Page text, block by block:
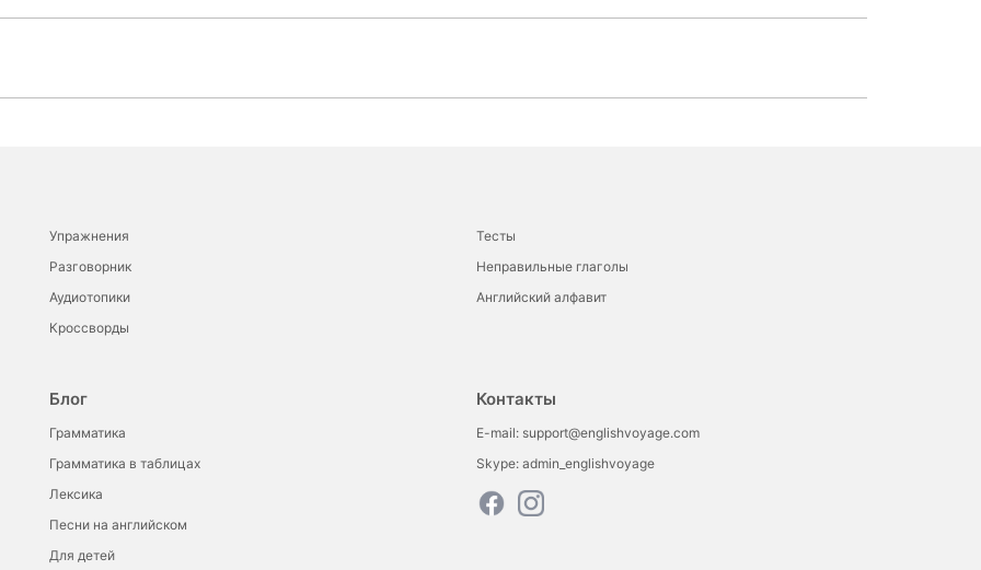
Упражнения
Разговорник
Аудиотопики
Кроссворды
Тесты
Неправильные глаголы
Английский алфавит
Блог
Грамматика
Грамматика в таблицах
Лексика
Песни на английском
Для детей
Контакты
E-mail: support@englishvoyage.com
Skype: admin_englishvoyage